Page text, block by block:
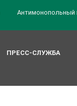
Антимонопольный
ПРЕСС-СЛУЖБА